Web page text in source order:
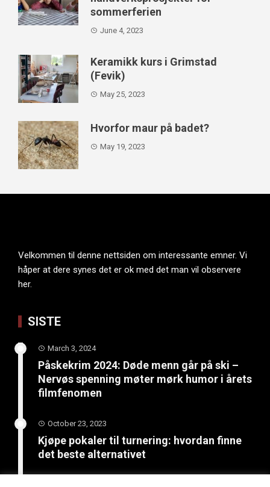
sommerferien
June 4, 2023
Keramikk kurs i Grimstad
(Fevik)
May 25, 2023
Hvorfor maur på badet?
May 19, 2023
Velkommen til denne nettsiden om interessante emner. Vi
håper at dere synes det er ok med det man vil observere
her.
SISTE
March 3, 2024
Påskekrim 2024: Døde menn går på ski –
Nervøs spenning møter mørk humor i årets
filmfenomen
October 23, 2023
Kjøpe pokaler til turnering: hvordan finne
det beste alternativet